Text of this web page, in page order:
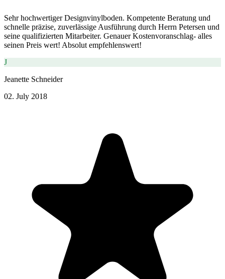
Sehr hochwertiger Designvinylboden. Kompetente Beratung und
schnelle präzise, zuverlässige Ausführung durch Herrn Petersen und
seine qualifizierten Mitarbeiter. Genauer Kostenvoranschlag- alles
seinen Preis wert! Absolut empfehlenswert!
J
Jeanette Schneider
02. July 2018